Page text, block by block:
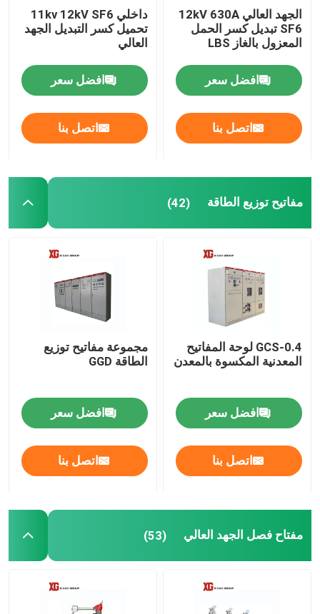
الجهد العالي 12kV 630A
SF6 تبديل كسر الحمل
المعزول بالغاز LBS
افضل سعر
اتصل بنا
داخلي 11kv 12kV SF6
تحميل كسر التبديل الجهد
العالي
افضل سعر
اتصل بنا
مفاتيح توزيع الطاقة (42)
GCS-0.4 لوحة المفاتيح
المعدنية المكسوة بالمعدن
افضل سعر
اتصل بنا
مجموعة مفاتيح توزيع
الطاقة GGD
افضل سعر
اتصل بنا
مفتاح فصل الجهد العالي (53)